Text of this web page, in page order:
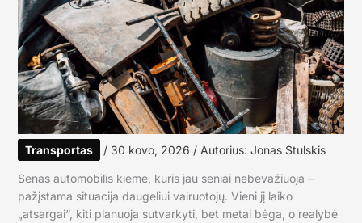
Transportas / 30 kovo, 2026 / Autorius: Jonas Stulskis
Senas automobilis kieme, kuris jau seniai nebevažiuoja –
pažįstama situacija daugeliui vairuotojų. Vieni jį laiko
„atsargai“, kiti planuoja sutvarkyti, bet metai bėga, o realybė